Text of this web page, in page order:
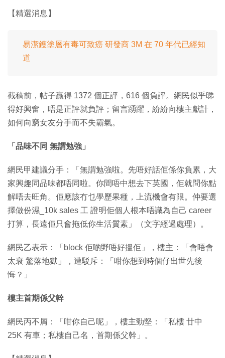
【精選消息】
易潔鑊塗層有毒可致癌 研發商 3M 在 70 年代已經知
道
截稿前，帖子贏得 1372 個正評，616 個負評。網民似乎睇
得好興奮，唔是正評就負評；留言踴躍，紛紛向樓主獻計，
如何向窮女友分手而不失霸氣。
「品味不同 無謂勉強」
網民甲建議分手：「無謂勉強啦。先唔好話佢係你負累，大
家興趣同品味都唔同啦。你間唔中想去下英國，佢就問你點
解唔去旺角。佢應該冇乜學歷果種，上流機會有限。仲要選
擇做份濕_10k sales 工 證明佢個人根本唔識為自己 career
打算，長遠佢只會拖低你生活質素」（文字經過處理）。
網民乙表示：「block 佢啲野唔好搵佢」，樓主：「會唔會
太衰 驚落地獄」，遭駁斥：「咁你想到時個仔出世先後
悔？」
樓主首期係父幹
網民丙不屑：「咁你自己呢」，樓主勁堅：「私樓 廿中
25K 有車；私樓自己名，首期係父幹」。